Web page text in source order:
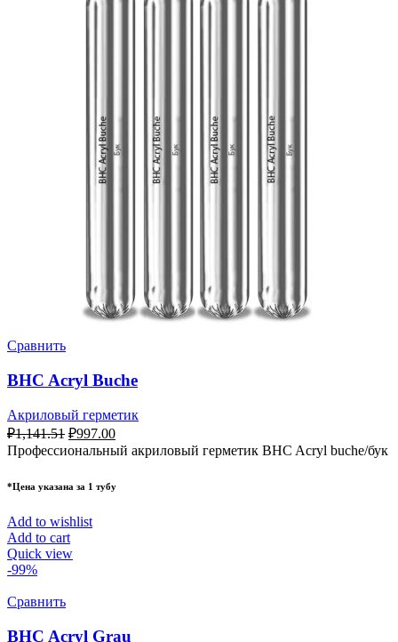
Сравнить
BHC Acryl Buche
Акриловый герметик
₽1,141.51 ₽997.00
Профессиональный акриловый герметик BHC Acryl buche/бук
*Цена указана за 1 тубу
Add to wishlist
Add to cart
Quick view
-99%
Сравнить
BHC Acryl Grau